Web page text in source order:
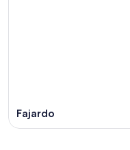
Fajardo